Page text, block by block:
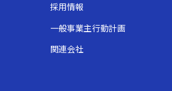
採用情報
一般事業主行動計画
関連会社